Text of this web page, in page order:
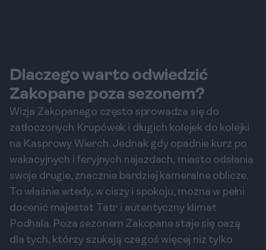
Dlaczego warto odwiedzić
Zakopane poza sezonem?
Wizja Zakopanego często sprowadza się do
zatłoczonych Krupówek i długich kolejek do kolejki
na Kasprowy Wierch. Jednak gdy opadnie kurz po
wakacyjnych i feryjnych najazdach, miasto odsłania
swoje drugie, znacznie bardziej kameralne oblicze.
To właśnie wtedy, w ciszy i spokoju, można w pełni
docenić majestat Tatr i autentyczny klimat
Podhala. Poza sezonem Zakopane staje się oazą
dla tych, którzy szukają czegoś więcej niż tylko